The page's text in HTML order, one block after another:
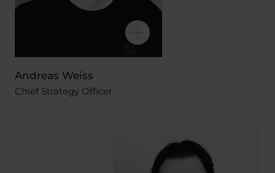
Andreas Weiss
Chief Strategy Officer